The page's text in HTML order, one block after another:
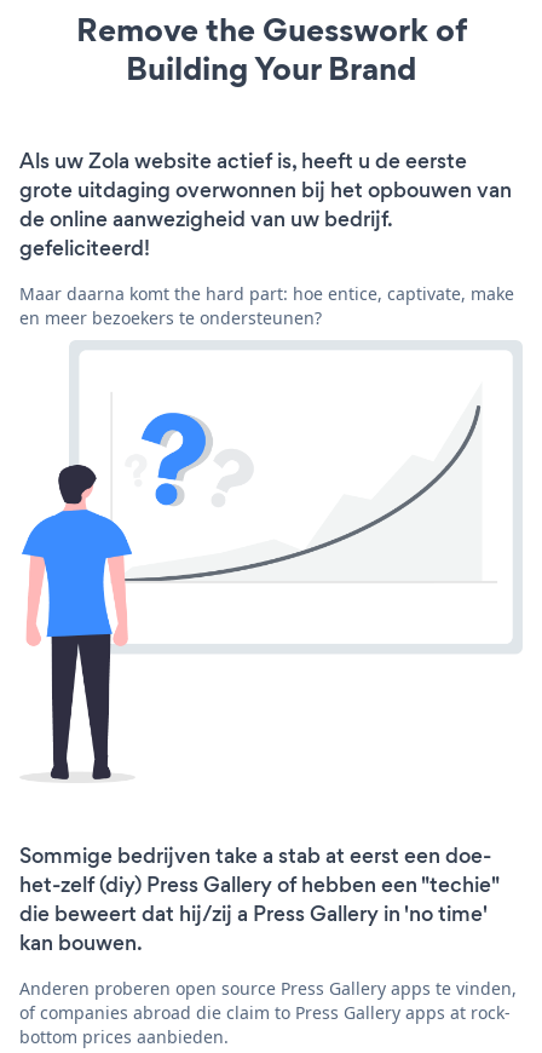
Remove the Guesswork of
Building Your Brand
Als uw Zola website actief is, heeft u de eerste
grote uitdaging overwonnen bij het opbouwen van
de online aanwezigheid van uw bedrijf.
gefeliciteerd!
Maar daarna komt the hard part: hoe entice, captivate, make
en meer bezoekers te ondersteunen?
Sommige bedrijven take a stab at eerst een doe-
het-zelf (diy) Press Gallery of hebben een "techie"
die beweert dat hij/zij a Press Gallery in 'no time'
kan bouwen.
Anderen proberen open source Press Gallery apps te vinden,
of companies abroad die claim to Press Gallery apps at rock-
bottom prices aanbieden.